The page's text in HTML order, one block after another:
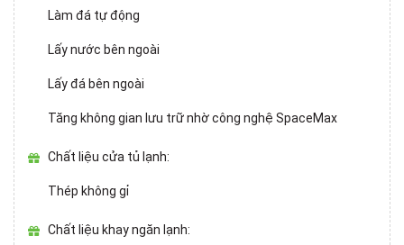
Làm đá tự động
Lấy nước bên ngoài
Lấy đá bên ngoài
Tăng không gian lưu trữ nhờ công nghệ SpaceMax
Chất liệu cửa tủ lạnh:
Thép không gỉ
Chất liệu khay ngăn lạnh: